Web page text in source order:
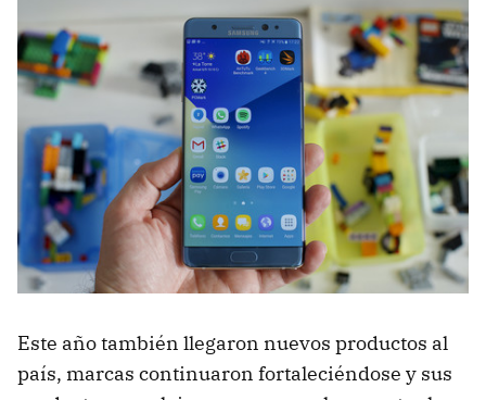
Este año también llegaron nuevos productos al
país, marcas continuaron fortaleciéndose y sus